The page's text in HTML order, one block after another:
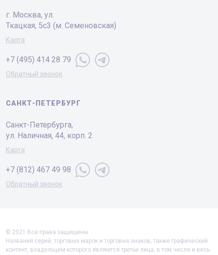
г. Москва, ул.
Ткацкая, 5с3 (м. Семеновская)
Карта
+7 (495) 414 28 79
Обратный звонок
САНКТ-ПЕТЕРБУРГ
Санкт-Петербургa,
ул. Наличная, 44, корп. 2
Карта
+7 (812) 467 49 98
Обратный звонок
© 2021 Все права защищены
Названия серий, торговых марок и торговых знаков, также графический
контент, владельцем которого являются третьи лица, в том числе и весь